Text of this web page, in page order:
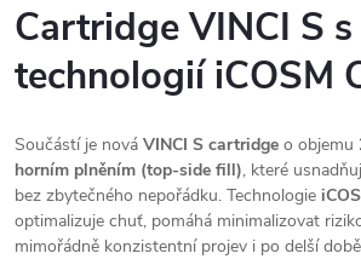
Cartridge VINCI S s
technologií iCOSM
Součástí je nová VINCI S cartridge o objemu
horním plněním (top-side fill), které
bez zbytečného nepořádku. Technologie
optimalizuje chuť, pomáhá minimalizovat
mimořádně konzistentní projev i po delší